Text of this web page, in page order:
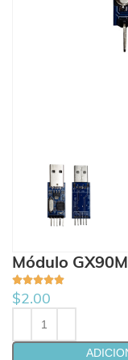
Módulo
$2.00